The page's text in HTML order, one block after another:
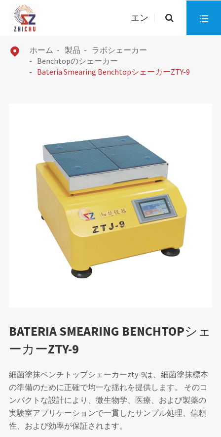
エン 
 ホーム 製品
ラボシェーカー
Benchtopのシェーカー
Bateria Smearing BenchtopシェーカーZTY-9
BATERIA SMEARING BENCHTOPシェ
ーカーZTY-9
細菌塗抹ベンチトップシェーカーzty-9は、細菌塗抹標本
の準備のために正確で均一な揺れを提供します。 そのコ
ンパクトな設計により、微生物学、医療、および製薬の
実験室アプリケーションで一貫したサンプル処理、信頼
性、および効率が保証されます。